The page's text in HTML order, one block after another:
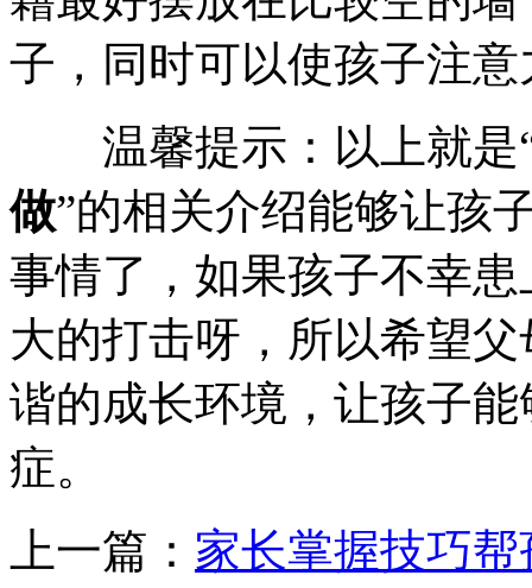
子，同时可以使孩子注
温馨提示：以上就是
做”的相关介绍能够让孩
事情了，如果孩子不幸
大的打击呀，所以希望
谐的成长环境，让孩子
症。
上一篇： 家长掌握技巧